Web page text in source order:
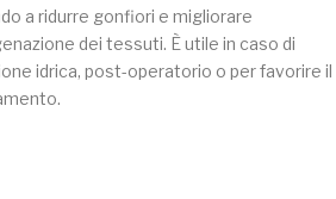
a ridurre gonfiori e migliorare
dei tessuti. È utile in caso di
idrica, post-operatorio o per favorire il